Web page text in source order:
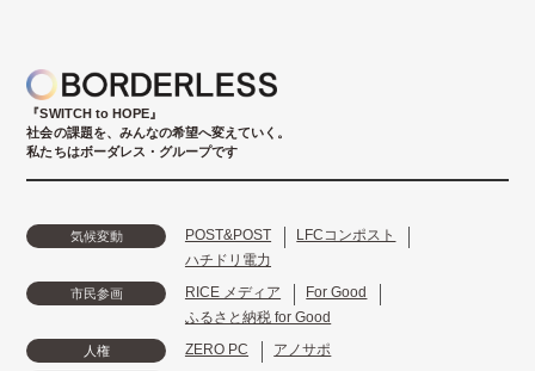
『SWITCH to HOPE』
社会の課題を、みんなの希望へ変えていく。
私たちはボーダレス・グループです
気候変動 POST&POST
LFCコンポスト
ハチドリ電力
市民参画 RICE メディア
For Good
ふるさと納税 for Good
人権 ZERO PC アノサポ